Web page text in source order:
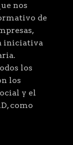
nos
de
iniciativa
los
los
y el
como